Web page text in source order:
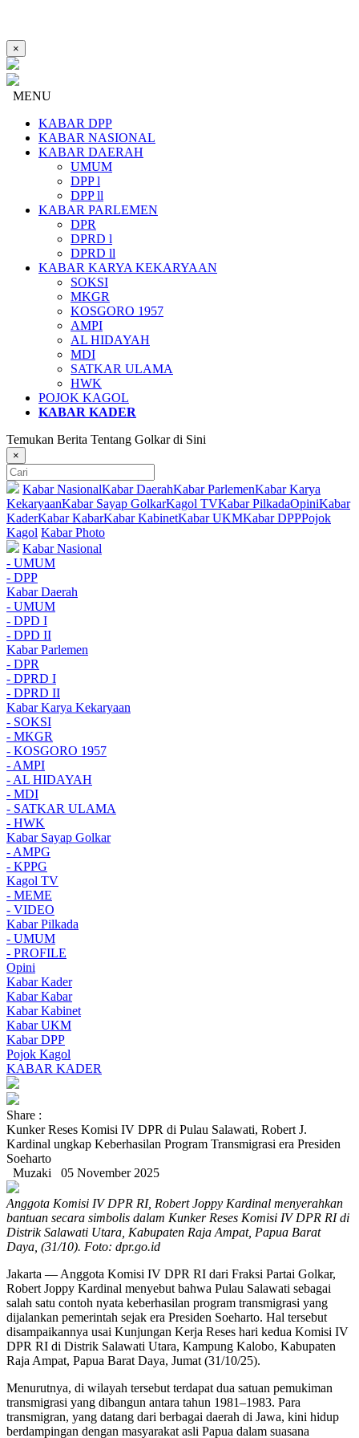
×
MENU
KABAR DPP
KABAR NASIONAL
KABAR DAERAH
UMUM
DPP l
DPP ll
KABAR PARLEMEN
DPR
DPRD l
DPRD ll
KABAR KARYA KEKARYAAN
SOKSI
MKGR
KOSGORO 1957
AMPI
AL HIDAYAH
MDI
SATKAR ULAMA
HWK
POJOK KAGOL
KABAR KADER
Temukan Berita Tentang Golkar di Sini
×
Kabar NasionalKabar DaerahKabar ParlemenKabar Karya
KekaryaanKabar Sayap GolkarKagol TVKabar PilkadaOpiniKabar
KaderKabar KabarKabar KabinetKabar UKMKabar DPPPojok
Kagol Kabar Photo
Kabar Nasional
- UMUM
- DPP
Kabar Daerah
- UMUM
- DPD I
- DPD II
Kabar Parlemen
- DPR
- DPRD I
- DPRD II
Kabar Karya Kekaryaan
- SOKSI
- MKGR
- KOSGORO 1957
- AMPI
- AL HIDAYAH
- MDI
- SATKAR ULAMA
- HWK
Kabar Sayap Golkar
- AMPG
- KPPG
Kagol TV
- MEME
- VIDEO
Kabar Pilkada
- UMUM
- PROFILE
Opini
Kabar Kader
Kabar Kabar
Kabar Kabinet
Kabar UKM
Kabar DPP
Pojok Kagol
KABAR KADER
Share :
Kunker Reses Komisi IV DPR di Pulau Salawati, Robert J.
Kardinal ungkap Keberhasilan Program Transmigrasi era Presiden
Soeharto
Muzaki
05 November 2025
Anggota Komisi IV DPR RI, Robert Joppy Kardinal menyerahkan
bantuan secara simbolis dalam Kunker Reses Komisi IV DPR RI di
Distrik Salawati Utara, Kabupaten Raja Ampat, Papua Barat
Daya, (31/10). Foto: dpr.go.id
Jakarta — Anggota Komisi IV DPR RI dari Fraksi Partai Golkar,
Robert Joppy Kardinal menyebut bahwa Pulau Salawati sebagai
salah satu contoh nyata keberhasilan program transmigrasi yang
dijalankan pemerintah sejak era Presiden Soeharto. Hal tersebut
disampaikannya usai Kunjungan Kerja Reses hari kedua Komisi IV
DPR RI di Distrik Salawati Utara, Kampung Kalobo, Kabupaten
Raja Ampat, Papua Barat Daya, Jumat (31/10/25).
Menurutnya, di wilayah tersebut terdapat dua satuan pemukiman
transmigrasi yang dibangun antara tahun 1981–1983. Para
transmigran, yang datang dari berbagai daerah di Jawa, kini hidup
berdampingan dengan masyarakat asli Papua dalam suasana